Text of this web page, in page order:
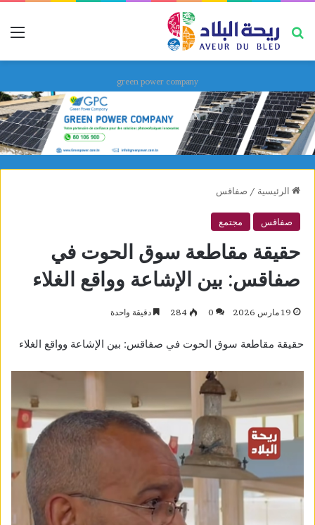
بحث عن
green power company
الرئيسية / صفاقس
صفاقس مجتمع
حقيقة مقاطعة سوق الحوت في
صفاقس: بين الإشاعة وواقع الغلاء
19 مارس 2026 0
284 دقيقة واحدة
حقيقة مقاطعة سوق الحوت في صفاقس: بين الإشاعة وواقع الغلاء